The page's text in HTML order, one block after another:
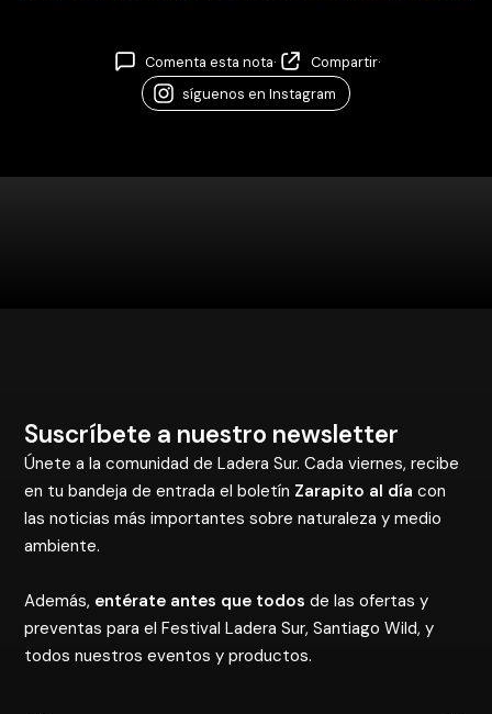
Comenta esta nota· Compartir·
síguenos en Instagram
Suscríbete a nuestro newsletter
Únete a la comunidad de Ladera Sur. Cada viernes, recibe
en tu bandeja de entrada el boletín Zarapito al día con
las noticias más importantes sobre naturaleza y medio
ambiente.
Además, entérate antes que todos de las ofertas y
preventas para el Festival Ladera Sur, Santiago Wild, y
todos nuestros eventos y productos.